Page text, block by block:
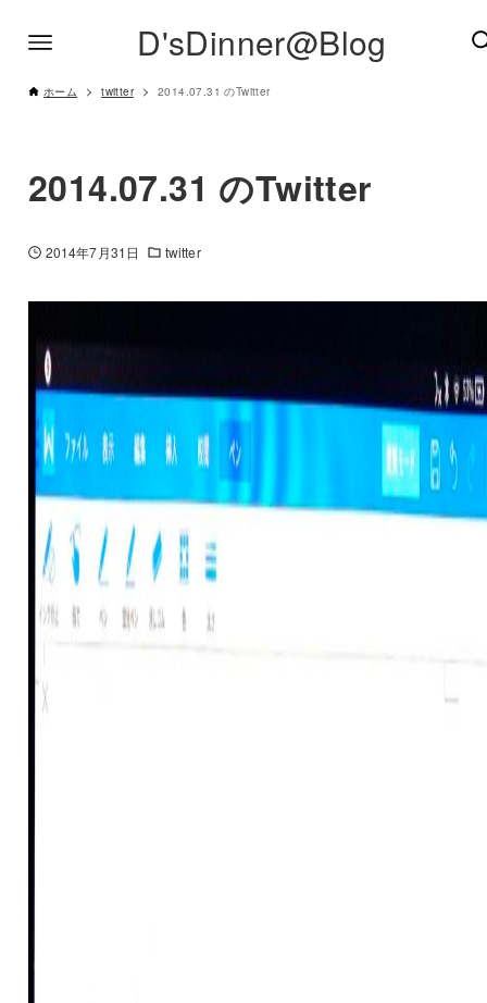
D'sDinner@Blog
ホーム twitter 2014.07.31 のTwitter
2014.07.31 のTwitter
2014年7月31日 twitter